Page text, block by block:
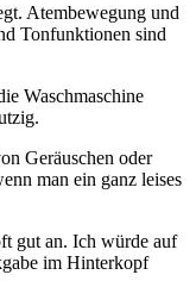
Atembewegung und
Tonfunktionen sind
Waschmaschine
Geräuschen oder
man ein ganz leises
gut an. Ich würde auf
im Hinterkopf